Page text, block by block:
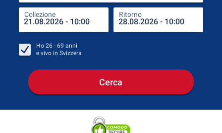
Collezione Ritorno
Ho 26 - 69 anni
e vivo in Svizzera
Cerca